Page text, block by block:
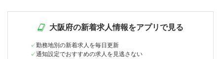
大阪府の新着求人情報をアプリで見る
勤務地別の新着求人を毎日更新
通知設定でおすすめの求人を見逃さない